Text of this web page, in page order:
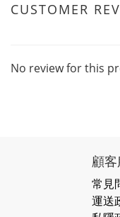
CUSTOMER
No review for this
顧
常見
運送